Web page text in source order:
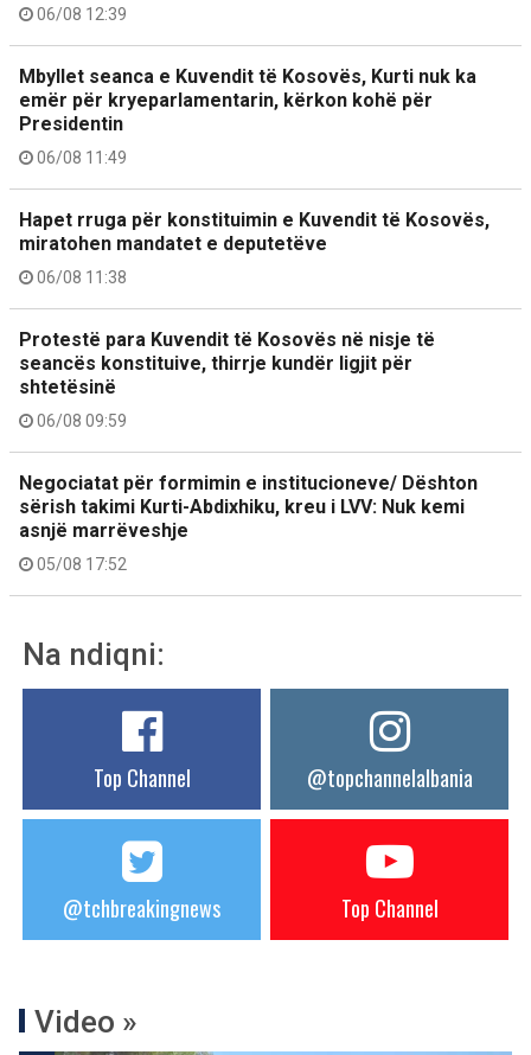
06/08 12:39
Mbyllet seanca e Kuvendit të Kosovës, Kurti nuk ka
emër për kryeparlamentarin, kërkon kohë për
Presidentin
06/08 11:49
Hapet rruga për konstituimin e Kuvendit të Kosovës,
miratohen mandatet e deputetëve
06/08 11:38
Protestë para Kuvendit të Kosovës në nisje të
seancës konstituive, thirrje kundër ligjit për
shtetësinë
06/08 09:59
Negociatat për formimin e institucioneve/ Dështon
sërish takimi Kurti-Abdixhiku, kreu i LVV: Nuk kemi
asnjë marrëveshje
05/08 17:52
Na ndiqni:
Top Channel @topchannelalbania
@tchbreakingnews Top Channel
Video »